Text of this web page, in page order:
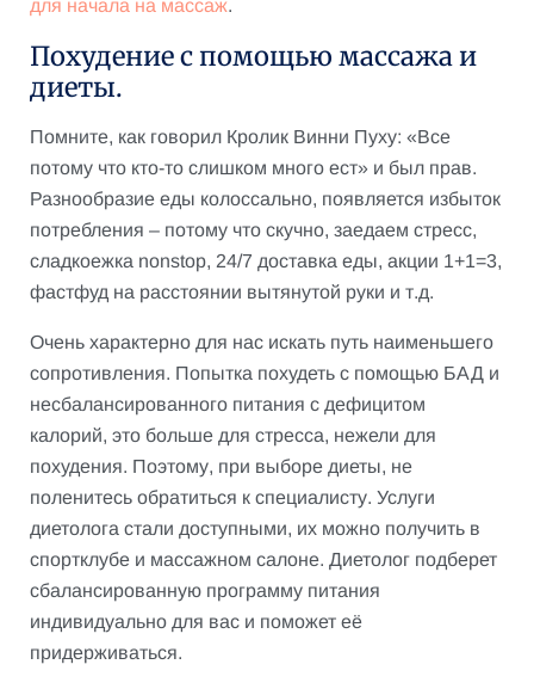
для начала на массаж.
Похудение с помощью массажа и
диеты.
Помните, как говорил Кролик Винни Пуху: «Все
потому что кто-то слишком много ест» и был прав.
Разнообразие еды колоссально, появляется избыток
потребления – потому что скучно, заедаем стресс,
сладкоежка nonstop, 24/7 доставка еды, акции 1+1=3,
фастфуд на расстоянии вытянутой руки и т.д.
Очень характерно для нас искать путь наименьшего
сопротивления. Попытка похудеть с помощью БАД и
несбалансированного питания с дефицитом
калорий, это больше для стресса, нежели для
похудения. Поэтому, при выборе диеты, не
поленитесь обратиться к специалисту. Услуги
диетолога стали доступными, их можно получить в
спортклубе и массажном салоне. Диетолог подберет
сбалансированную программу питания
индивидуально для вас и поможет её
придерживаться.